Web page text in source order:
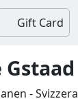
Gift Card
-Svizzera